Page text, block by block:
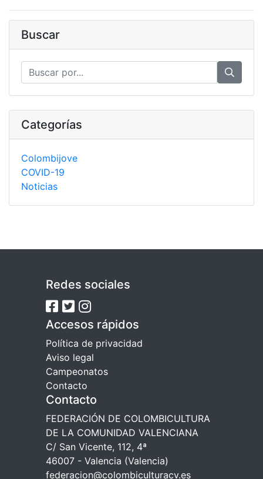
Buscar
Categorías
Colombijove
COVID-19
Noticias
Redes sociales
Accesos rápidos
Política de privacidad
Aviso legal
Campeonatos
Contacto
Contacto
FEDERACIÓN DE COLOMBICULTURA
DE LA COMUNIDAD VALENCIANA
C/ San Vicente, 112, 4ª
46007 - Valencia (Valencia)
federacion@colombiculturacv.es